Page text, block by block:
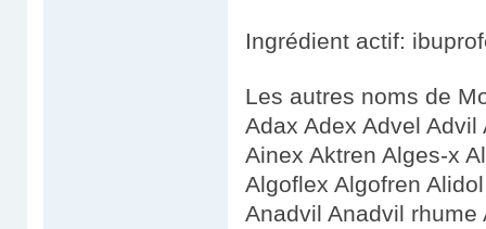
Ingrédient actif:
Les autres noms de
Adax Adex Advel
Ainex Aktren Alges-x
Algoflex Algofren
Anadvil Anadvil rhume